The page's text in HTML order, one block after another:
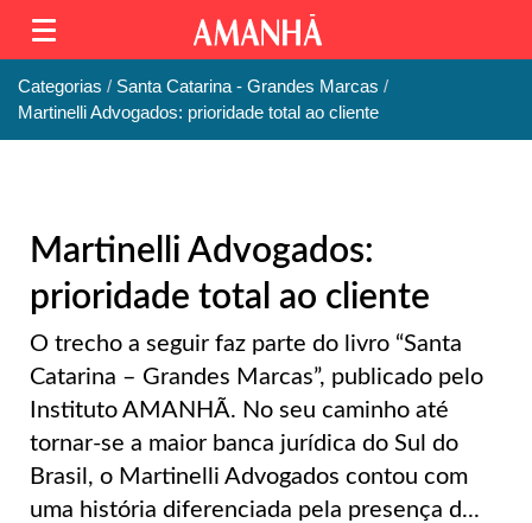
Categorias
Santa Catarina - Grandes Marcas
Martinelli Advogados: prioridade total ao cliente
Martinelli Advogados:
prioridade total ao cliente
O trecho a seguir faz parte do livro “Santa
Catarina – Grandes Marcas”, publicado pelo
Instituto AMANHÃ. No seu caminho até
tornar-se a maior banca jurídica do Sul do
Brasil, o Martinelli Advogados contou com
uma história diferenciada pela presença d...